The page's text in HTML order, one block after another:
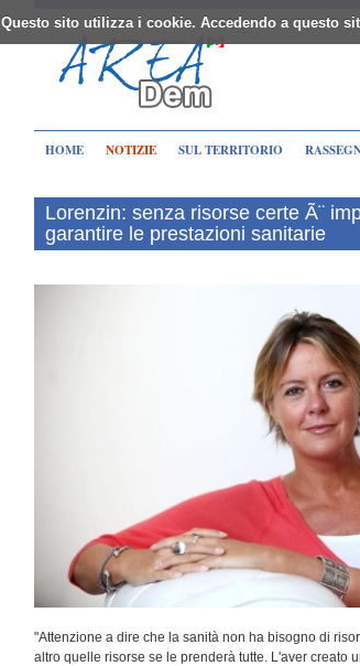
Questo sito utilizza i cookie. Accedendo a questo
HOME NOTIZIE SUL TERRITORIO
Lorenzin: senza risorse certe Ã¨
garantire le prestazioni sanitarie
"Attenzione a dire che la sanità non ha bisogno di
altro quelle risorse se le prenderà tutte. L'aver creato